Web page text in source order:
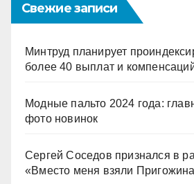
Свежие записи
Минтруд планирует
более 40 выплат и
Модные пальто 2024 года:
фото новинок
Сергей Соседов признался в
«Вместо меня взяли